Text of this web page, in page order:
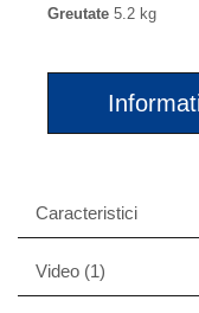
Greutate 5.2 kg
Caracteristici
Video (1)